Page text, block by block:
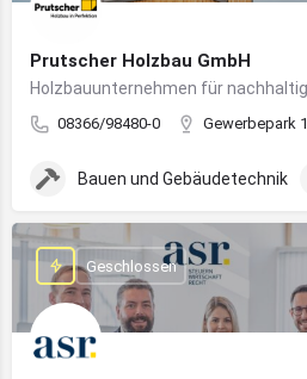
Prutscher Holzbau GmbH
08366/98480-0 Gewerbepark 1
Bauen und Gebäudetechnik
Geschlossen